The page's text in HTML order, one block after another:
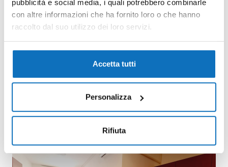
pubblicità e social media, i quali potrebbero combinarle
con altre informazioni che ha fornito loro o che hanno
raccolto dal suo utilizzo dei loro servizi.
Accetta tutti
Personalizza
Rifiuta